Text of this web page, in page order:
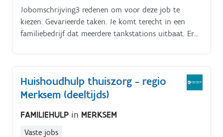
Jobomschrijving3 redenen om voor deze job te
kiezen. Gevarieerde taken. Je komt terecht in een
familiebedrijf dat meerdere tankstations uitbaat. Er
Huishoudhulp thuiszorg - regio
Merksem (deeltijds)
FAMILIEHULP in MERKSEM
Vaste jobs